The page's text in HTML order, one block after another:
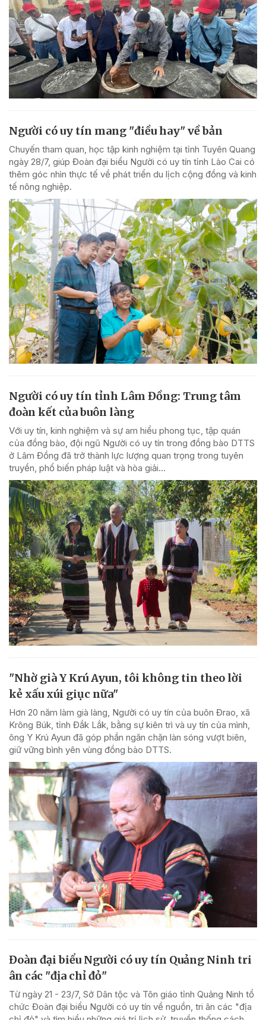
Người có uy tín mang "điều hay" về bản
Chuyến tham quan, học tập kinh nghiệm tại tỉnh Tuyên Quang
ngày 28/7, giúp Đoàn đại biểu Người có uy tín tỉnh Lào Cai có
thêm góc nhìn thực tế về phát triển du lịch cộng đồng và kinh
tế nông nghiệp.
Người có uy tín tỉnh Lâm Đồng: Trung tâm
đoàn kết của buôn làng
Với uy tín, kinh nghiệm và sự am hiểu phong tục, tập quán
của đồng bào, đội ngũ Người có uy tín trong đồng bào DTTS
ở Lâm Đồng đã trở thành lực lượng quan trọng trong tuyên
truyền, phổ biến pháp luật và hòa giải...
"Nhờ già Y Krú Ayun, tôi không tin theo lời
kẻ xấu xúi giục nữa"
Hơn 20 năm làm già làng, Người có uy tín của buôn Đrao, xã
Krông Búk, tỉnh Đắk Lắk, bằng sự kiên trì và uy tín của mình,
ông Y Krú Ayun đã góp phần ngăn chặn làn sóng vượt biên,
giữ vững bình yên vùng đồng bào DTTS.
Đoàn đại biểu Người có uy tín Quảng Ninh tri
ân các "địa chỉ đỏ"
Từ ngày 21 - 23/7, Sở Dân tộc và Tôn giáo tỉnh Quảng Ninh tổ
chức Đoàn đại biểu Người có uy tín về nguồn, tri ân các "địa